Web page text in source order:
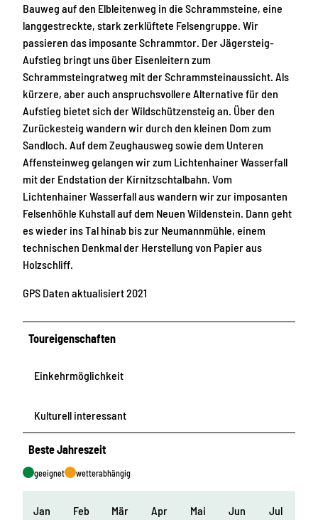
Bauweg auf den Elbleitenweg in die Schrammsteine, eine
langgestreckte, stark zerklüftete Felsengruppe. Wir
passieren das imposante Schrammtor. Der Jägersteig-
Aufstieg bringt uns über Eisenleitern zum
Schrammsteingratweg mit der Schrammsteinaussicht. Als
kürzere, aber auch anspruchsvollere Alternative für den
Aufstieg bietet sich der Wildschützensteig an. Über den
Zurückesteig wandern wir durch den kleinen Dom zum
Sandloch. Auf dem Zeughausweg sowie dem Unteren
Affensteinweg gelangen wir zum Lichtenhainer Wasserfall
mit der Endstation der Kirnitzschtalbahn. Vom
Lichtenhainer Wasserfall aus wandern wir zur imposanten
Felsenhöhle Kuhstall auf dem Neuen Wildenstein. Dann geht
es wieder ins Tal hinab bis zur Neumannmühle, einem
technischen Denkmal der Herstellung von Papier aus
Holzschliff.
GPS Daten aktualisiert 2021
Toureigenschaften
Einkehrmöglichkeit
Kulturell interessant
Beste Jahreszeit
geeignet wetterabhängig
Jan Feb Mär Apr Mai Jun Jul